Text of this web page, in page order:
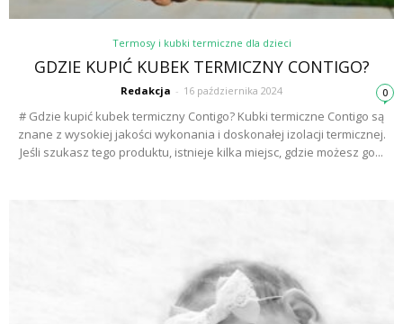
Termosy i kubki termiczne dla dzieci
GDZIE KUPIĆ KUBEK TERMICZNY CONTIGO?
Redakcja - 16 października 2024 0
# Gdzie kupić kubek termiczny Contigo? Kubki termiczne Contigo są
znane z wysokiej jakości wykonania i doskonałej izolacji termicznej.
Jeśli szukasz tego produktu, istnieje kilka miejsc, gdzie możesz go...